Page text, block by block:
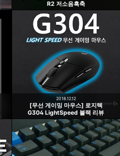
R2 저소음흑축
[무선 게이밍 마우스] 로지텍
G304 LightSpeed 블랙 리뷰
2018.12.12